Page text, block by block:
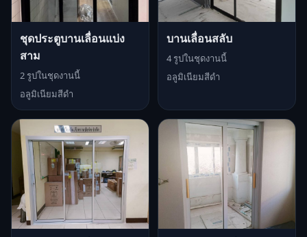
ชุดประตูบานเลื่อนแบ่ง
สาม
2 รูปในชุดงานนี้
อลูมิเนียมสีดำ
บานเลื่อนสลับ
4 รูปในชุดงานนี้
อลูมิเนียมสีดำ